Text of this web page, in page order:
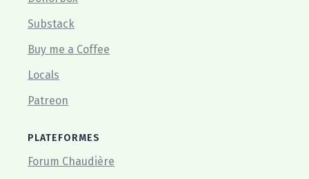
Substack
Buy me a Coffee
Locals
Patreon
PLATEFORMES
Forum Chaudière